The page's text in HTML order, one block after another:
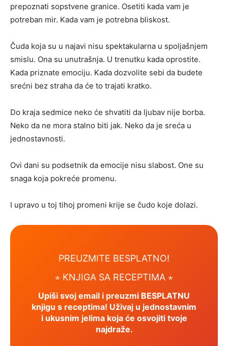
prepoznati sopstvene granice. Osetiti kada vam je
potreban mir. Kada vam je potrebna bliskost.
Čuda koja su u najavi nisu spektakularna u spoljašnjem
smislu. Ona su unutrašnja. U trenutku kada oprostite.
Kada priznate emociju. Kada dozvolite sebi da budete
srećni bez straha da će to trajati kratko.
Do kraja sedmice neko će shvatiti da ljubav nije borba.
Neko da ne mora stalno biti jak. Neko da je sreća u
jednostavnosti.
Ovi dani su podsetnik da emocije nisu slabost. One su
snaga koja pokreće promenu.
I upravo u toj tihoj promeni krije se čudo koje dolazi.
PREUZMITE BESPLATNO!
⋆ KNJIGA SA RECEPTIMA ⋆
Upiši svoj email i preuzmi BESPLATNU
knjigu s receptima! Uživaj u jednostavnim
i ukusnim jelima koja će osvojiti tvoje
najdraže.